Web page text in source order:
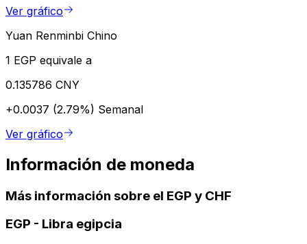
Ver gráfico
Yuan Renminbi Chino
1 EGP equivale a
0.135786 CNY
+0.0037 (2.79%) Semanal
Ver gráfico
Información de moneda
Más información sobre el EGP y CHF
EGP - Libra egipcia